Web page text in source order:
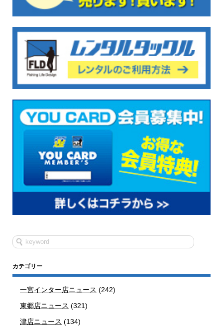
カテゴリー
一宮インター店ニュース (242)
東郷店ニュース (321)
津店ニュース (134)